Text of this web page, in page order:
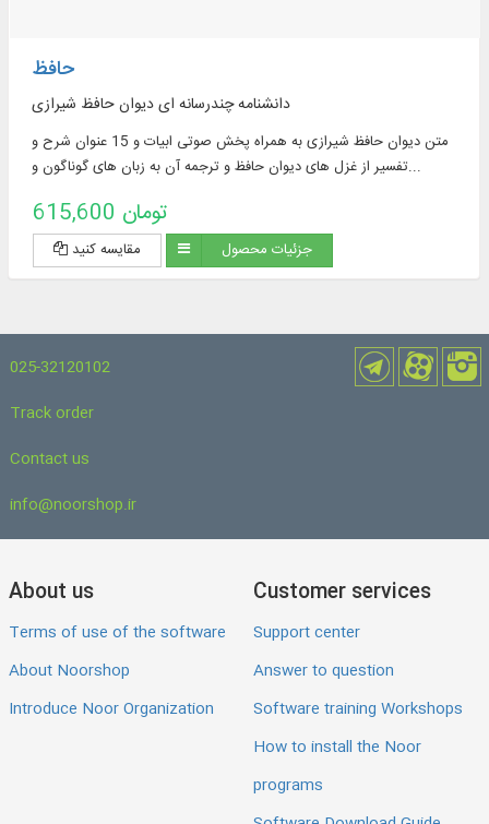
حافظ
دانشنامه چندرسانه ای دیوان حافظ شیرازی
متن دیوان حافظ شیرازی به همراه پخش صوتی ابیات و 15 عنوان شرح و
تفسیر از غزل‌ های دیوان حافظ و ترجمه آن به زبان‌ های گوناگون و...
615,600 تومان
مقایسه کنید جزئیات محصول
025-32120102
Track order
Contact us
info@noorshop.ir
About us
Terms of use of the software
About Noorshop
Introduce Noor Organization
Customer services
Support center
Answer to question
Software training Workshops
How to install the Noor
programs